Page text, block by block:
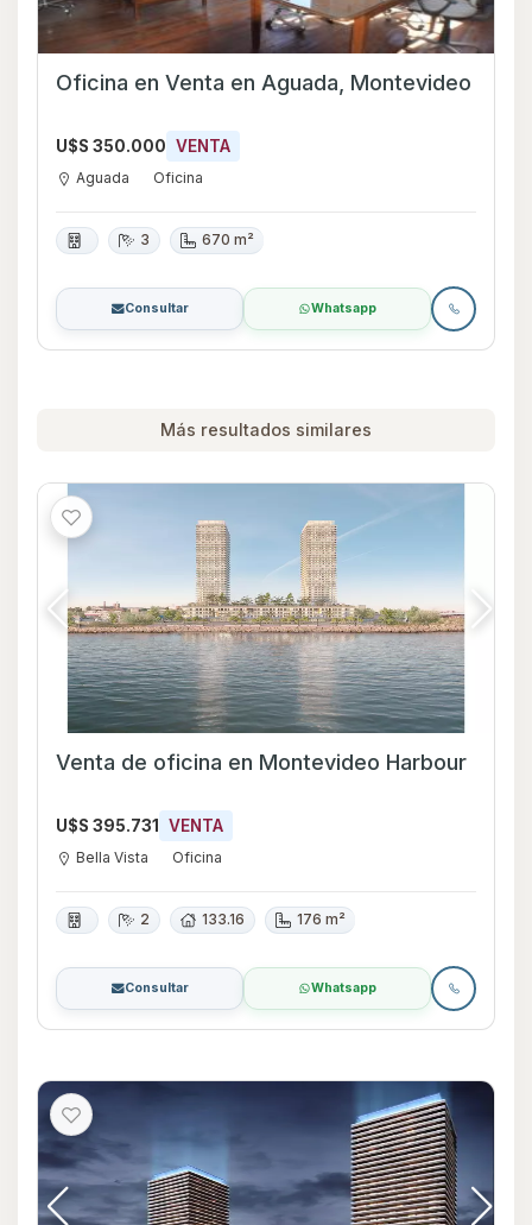
Oficina en Venta en Aguada, Montevideo
U$S 350.000 VENTA
Aguada Oficina
3 670 m²
Consultar Whatsapp
Más resultados similares
Venta de oficina en Montevideo Harbour
U$S 395.731 VENTA
Bella Vista Oficina
2 133.16 176 m²
Consultar Whatsapp